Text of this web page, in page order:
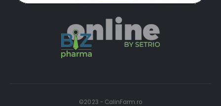
©2023 - CalinFarm.ro